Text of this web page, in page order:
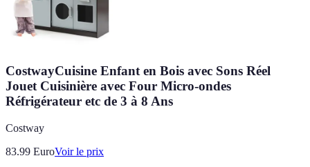
CostwayCuisine Enfant en Bois avec Sons Réel
Jouet Cuisinière avec Four Micro-ondes
Réfrigérateur etc de 3 à 8 Ans
Costway
83.99 EuroVoir le prix